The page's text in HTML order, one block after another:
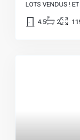
LOTS VENDUS !
4.5 2